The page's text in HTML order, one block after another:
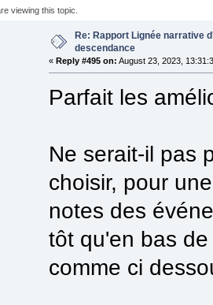
viewing this topic.
Re: Rapport Lignée narrative
descendance
«Reply #495 on: August 23, 2023,
Parfait les
Ne serait-il pas
choisir, pour
notes des
tôt qu'en bas
comme ci